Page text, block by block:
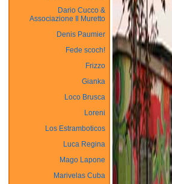
Dario Cucco &
Associazione Il Muretto
Denis Paumier
Fede scoch!
Frizzo
Gianka
Loco Brusca
Loreni
Los Estramboticos
Luca Regina
Mago Lapone
Marivelas Cuba